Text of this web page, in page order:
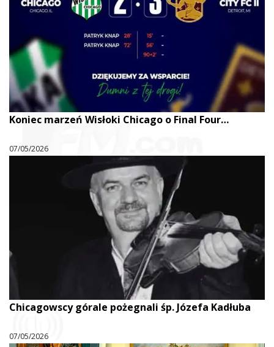
Koniec marzeń Wisłoki Chicago o Final Four…
07/05/2026
Chicagowscy górale pożegnali śp. Józefa Kadłuba
07/05/2026